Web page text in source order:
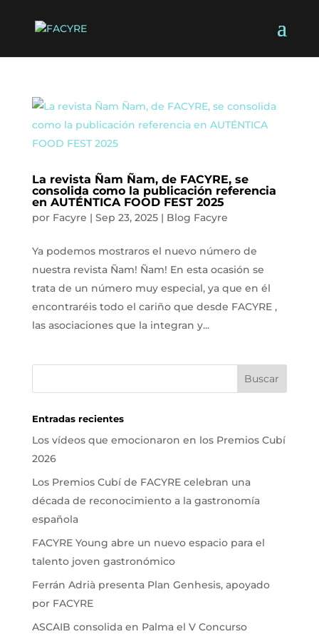
La revista Ñam Ñam, de FACYRE, se
consolida como la publicación referencia
en AUTÉNTICA FOOD FEST 2025
por Facyre | Sep 23, 2025| Blog Facyre
Ya podemos mostraros el nuevo número de
nuestra revista Ñam! Ñam! En esta ocasión se
trata de un número muy especial, ya que en él
encontraréis todo el cariño que desde FACYRE ,
las asociaciones que la integran y...
Entradas recientes
Los vídeos que emocionaron en los Premios Cubí
2026
Los Premios Cubí de FACYRE celebran una
década de reconocimiento a la gastronomía
española
FACYRE Young abre un nuevo espacio para el
talento joven gastronómico
Ferrán Adrià presenta Plan Genhesis, apoyado
por FACYRE
ASCAIB consolida en Palma el V Concurso